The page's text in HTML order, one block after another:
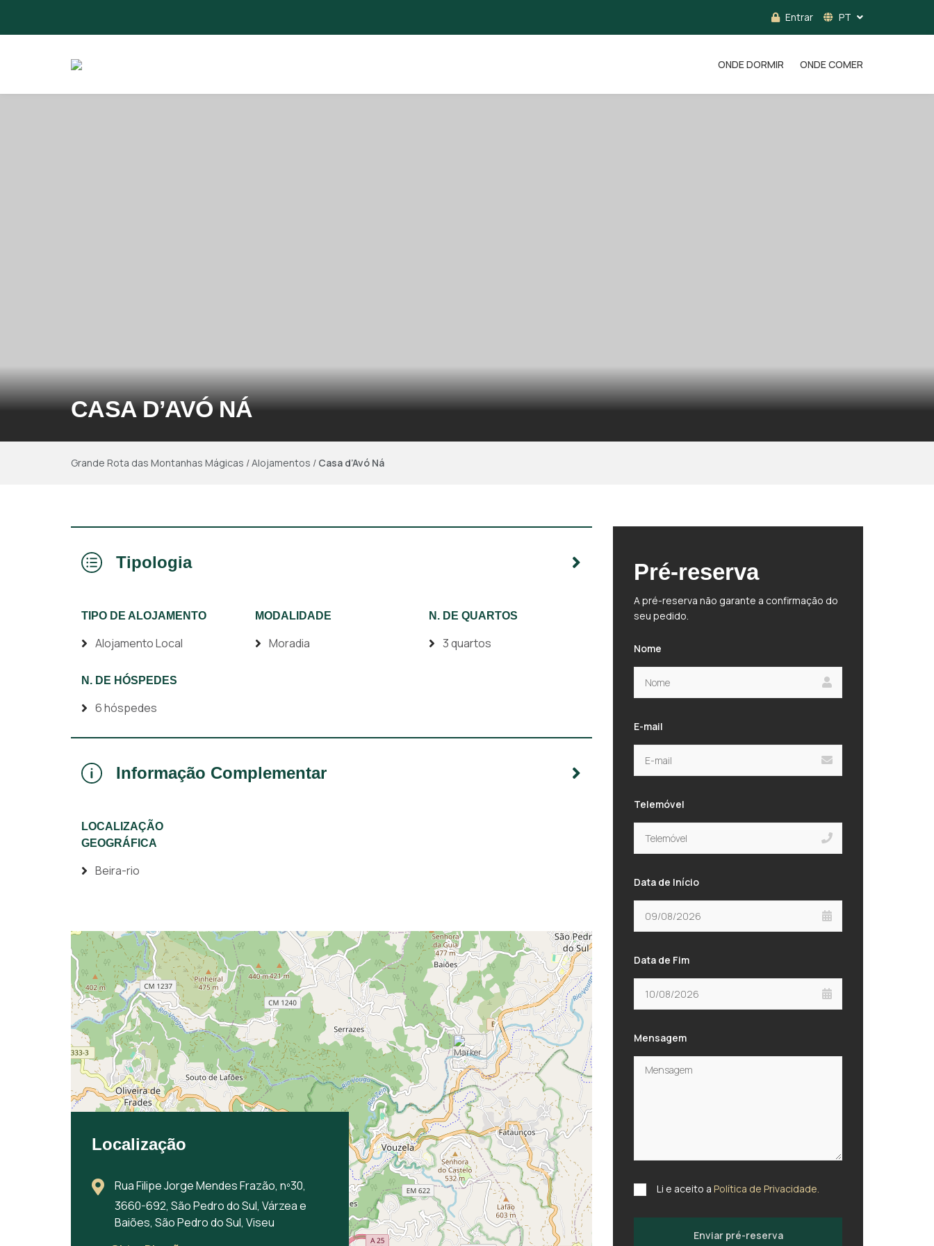
Entrar PT
ONDE DORMIR ONDE COMER
CASA D’AVÓ NÁ
Grande Rota das Montanhas Mágicas /Alojamentos / Casa d’Avó Ná
Tipologia
TIPO DE ALOJAMENTO
Alojamento Local
MODALIDADE
Moradia
N. DE QUARTOS
3 quartos
N. DE HÓSPEDES
6 hóspedes
Informação Complementar
LOCALIZAÇÃO
GEOGRÁFICA
Beira-rio
Localização
Rua Filipe Jorge Mendes Frazão, nº30,
3660-692, São Pedro do Sul, Várzea e
Baiões, São Pedro do Sul, Viseu
Pré-reserva
A pré-reserva não garante a confirmação do
seu pedido.
Nome
E-mail
Telemóvel
Data de Início
Data de Fim
Mensagem
Li e aceito a Política de Privacidade.
Enviar pré-reserva